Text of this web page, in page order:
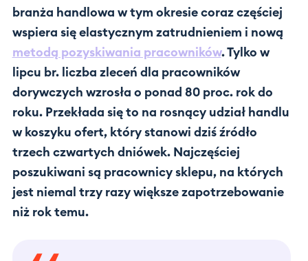
branża handlowa w tym okresie coraz częściej
wspiera się elastycznym zatrudnieniem i nową
metodą pozyskiwania pracowników. Tylko w
lipcu br. liczba zleceń dla pracowników
dorywczych wzrosła o ponad 80 proc. rok do
roku. Przekłada się to na rosnący udział handlu
w koszyku ofert, który stanowi dziś źródło
trzech czwartych dniówek. Najczęściej
poszukiwani są pracownicy sklepu, na których
jest niemal trzy razy większe zapotrzebowanie
niż rok temu.